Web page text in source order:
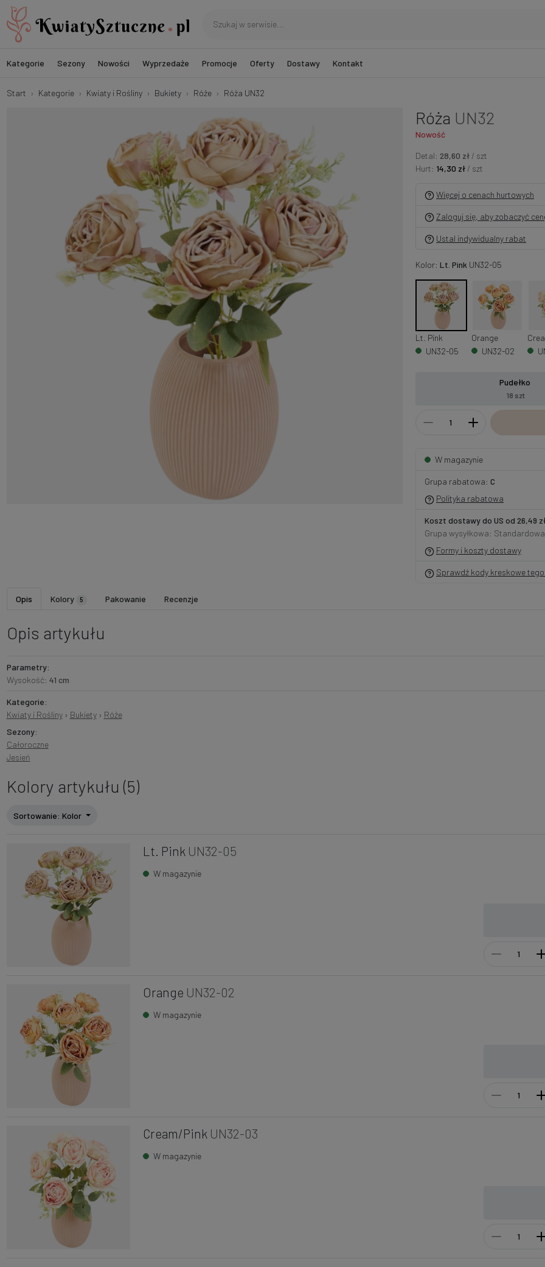
Kategorie Sezony Nowości Wyprzedaże Promocje Oferty Dostawy Kontakt
Start Kategorie Kwiaty i Rośliny Bukiety Róże Róża UN32
Róża UN32
Nowość
Detal: 28,60 zł / szt
Hurt: 14,30 zł / szt
Więcej o cenach hurtowych
Zaloguj się, aby zobaczyć
Ustal indywidualny rabat
Kolor: Lt. Pink UN32-05
Lt. Pink
UN32-05
Orange
UN32-02
Pudełko
18 szt
W magazynie
Grupa rabatowa: C
Polityka rabatowa
Koszt dostawy do US od 26,49
Grupa wysyłkowa: Standardowa
Formy i koszty dostawy
Sprawdź kody kreskowe tego
Opis Kolory 5 Pakowanie Recenzje
Opis artykułu
Parametry:
Wysokość: 41 cm
Kategorie:
Kwiaty i Rośliny› Bukiety› Róże
Sezony:
Całoroczne
Jesień
Kolory artykułu (5)
Sortowanie : Kolor
Lt. Pink UN32-05
W magazynie
Orange UN32-02
W magazynie
Cream/Pink UN32-03
W magazynie